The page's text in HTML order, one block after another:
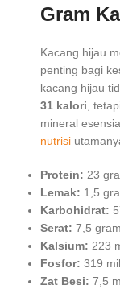
Gram
Kacang hijau
penting bagi
kacang hijau
31 kalori ,
mineral
nutrisi
Protein: 23
Lemak: 1,5
Karbohidrat:
Serat: 7,5 gram
Kalsium: 223
Fosfor: 319
Zat Besi: 7,5